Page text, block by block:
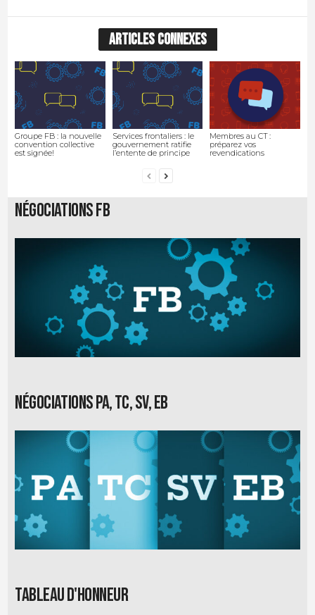
ARTICLES CONNEXES
Groupe FB : la nouvelle
convention collective
est signée!
Services frontaliers : le
gouvernement ratifie
l’entente de principe
Membres au CT :
préparez vos
revendications
Négociations FB
Négociations PA, TC, SV, EB
Tableau d'honneur